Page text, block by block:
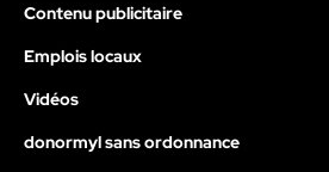
Contenu publicitaire
Emplois locaux
Vidéos
donormyl sans ordonnance